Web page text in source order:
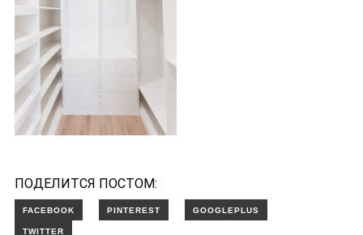
ПОДЕЛИТСЯ ПОСТОМ: